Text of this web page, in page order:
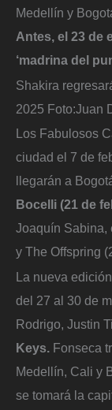
Medellín y
Antes, el 23 de
‘madrina del
Shakira
2025 Foto:Juan
Los Fabulosos
ciudad el 7 de
llegarán a
Bocelli (21 de
Joaquín Sabina,
y The Offspring
La nueva
del 27 al 30 de
Rodrigo, Justin
Keys. Fonseca
Medellín, Cali y
se tomará la